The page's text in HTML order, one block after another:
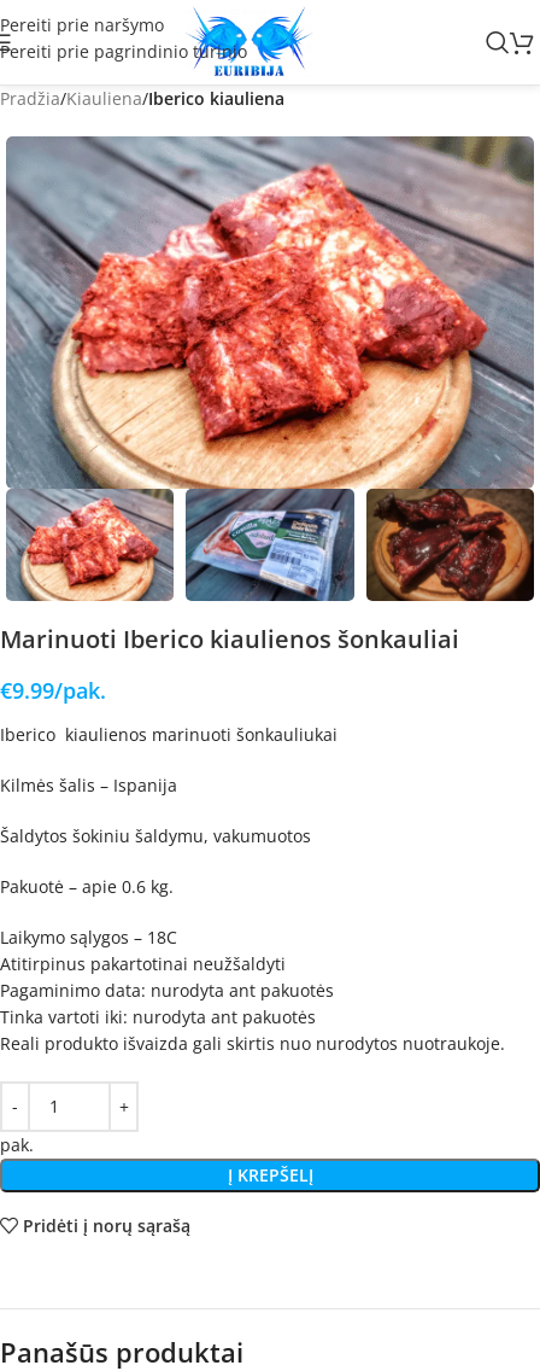
Pereiti prie naršymo
Pereiti prie pagrindinio turinio
Pradžia Kiauliena Iberico kiauliena
Marinuoti Iberico kiaulienos šonkauliai
€9.99/pak.
Iberico kiaulienos marinuoti šonkauliukai
Kilmės šalis – Ispanija
Šaldytos šokiniu šaldymu, vakumuotos
Pakuotė – apie 0.6 kg.
Laikymo sąlygos – 18C
Atitirpinus pakartotinai neužšaldyti
Pagaminimo data: nurodyta ant pakuotės
Tinka vartoti iki: nurodyta ant pakuotės
Reali produkto išvaizda gali skirtis nuo nurodytos nuotraukoje.
pak.
Į KREPŠELĮ
Pridėti į norų sąrašą
Panašūs produktai